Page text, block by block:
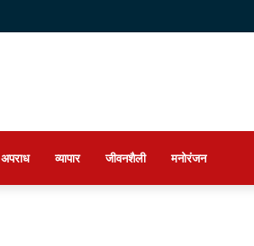
अपराध व्यापार जीवनशैली मनोरंजन